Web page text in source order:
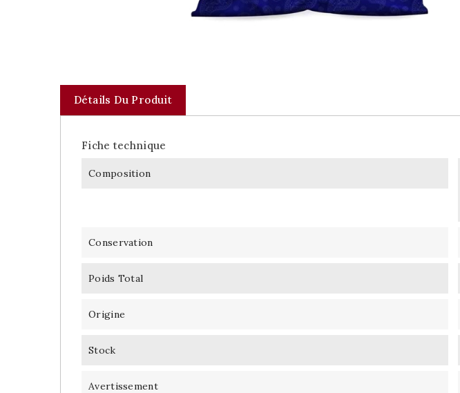
Détails Du Produit
Fiche technique
Composition
Conservation
Poids Total
Origine
Stock
Avertissement